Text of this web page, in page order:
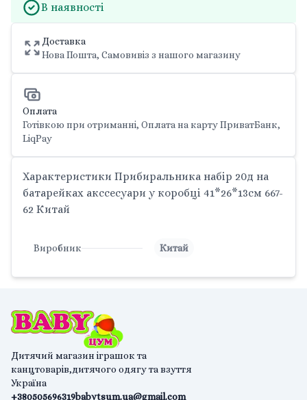
В наявності
Доставка
Нова Пошта, Самовивіз з нашого магазину
Оплата
Готівкою при отриманні, Оплата на карту ПриватБанк,
LiqPay
Характеристики Прибиральника набір 20д на
батарейках акссесуари у коробці 41*26*13см 667-
62 Китай
Виробник Китай
Дитячий магазин іграшок та
канцтоварів,дитячого одягу та взуття
Україна
+380505696319babytsum.ua@gmail.com